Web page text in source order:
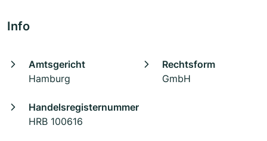
Info
Amtsgericht
Hamburg
Rechtsform
GmbH
Handelsregisternummer
HRB 100616